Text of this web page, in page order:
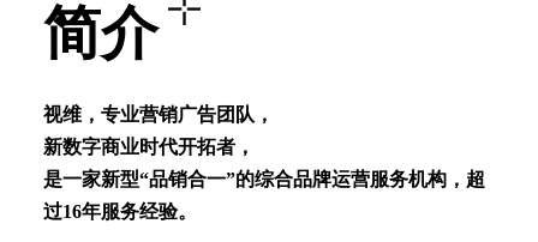
简介
视维，专业营销⼴告团队，
新数字商业时代开拓者，
是⼀家新型“品销合⼀”的综合品牌运营服务机构，超
过16年服务经验。